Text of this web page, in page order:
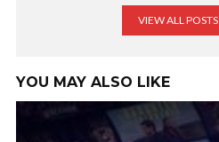
VIEW ALL POSTS
YOU MAY ALSO LIKE